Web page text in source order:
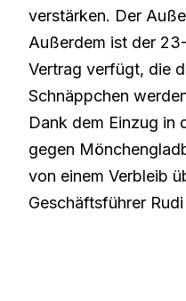
verstärken. Der
Außerdem ist der
Vertrag verfügt, die
Schnäppchen
Dank dem Einzug in
gegen
von einem Verbleib
Geschäftsführer